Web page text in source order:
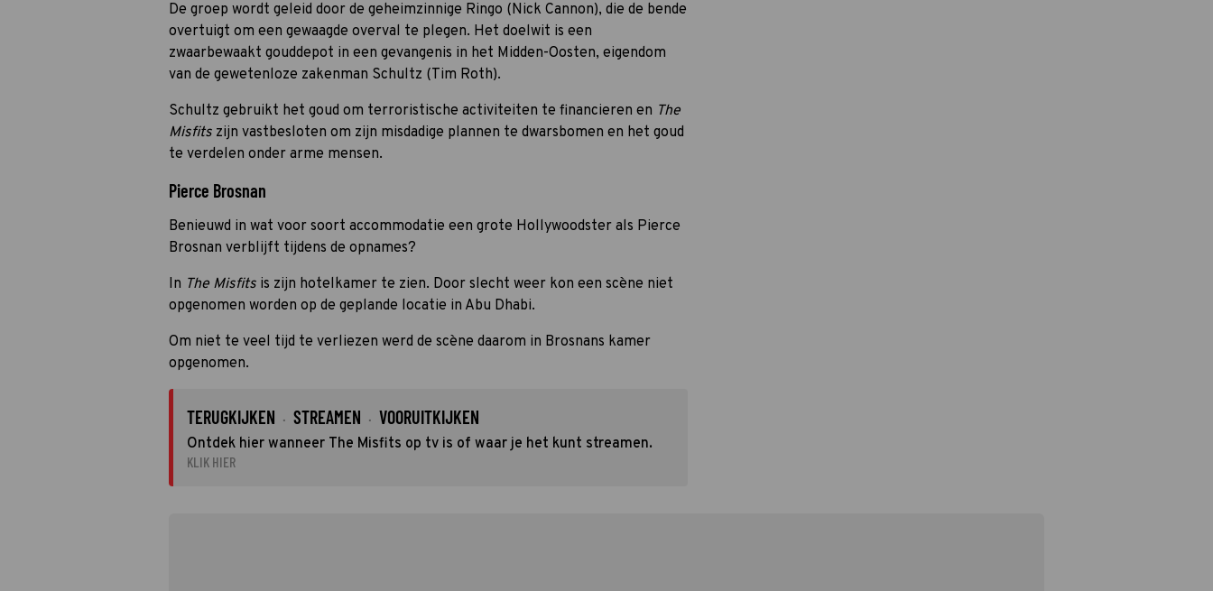
De groep wordt geleid door de geheimzinnige Ringo (Nick Cannon), die de bende
overtuigt om een gewaagde overval te plegen. Het doelwit is een
zwaarbewaakt gouddepot in een gevangenis in het Midden-Oosten, eigendom
van de gewetenloze zakenman Schultz (Tim Roth).
Schultz gebruikt het goud om terroristische activiteiten te financieren en The
Misfits zijn vastbesloten om zijn misdadige plannen te dwarsbomen en het goud
te verdelen onder arme mensen.
Pierce Brosnan
Benieuwd in wat voor soort accommodatie een grote Hollywoodster als Pierce
Brosnan verblijft tijdens de opnames?
In The Misfits is zijn hotelkamer te zien. Door slecht weer kon een scène niet
opgenomen worden op de geplande locatie in Abu Dhabi.
Om niet te veel tijd te verliezen werd de scène daarom in Brosnans kamer
opgenomen.
TERUGKIJKEN · STREAMEN · VOORUITKIJKEN
Ontdek hier wanneer The Misfits op tv is of waar je het kunt streamen.
KLIK HIER